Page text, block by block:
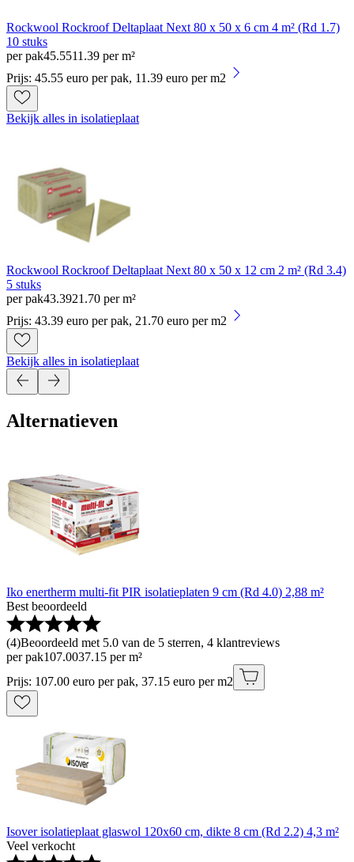
Rockwool Rockroof Deltaplaat Next 80 x 50 x 6 cm 4 m² (Rd 1.7)
10 stuks
per pak45.5511.39 per m²
Prijs: 45.55 euro per pak, 11.39 euro per m2
Bekijk alles in isolatieplaat
Rockwool Rockroof Deltaplaat Next 80 x 50 x 12 cm 2 m² (Rd 3.4)
5 stuks
per pak43.3921.70 per m²
Prijs: 43.39 euro per pak, 21.70 euro per m2
Bekijk alles in isolatieplaat
Alternatieven
Iko enertherm multi-fit PIR isolatieplaten 9 cm (Rd 4.0) 2,88 m²
Best beoordeeld
(4)Beoordeeld met 5.0 van de 5 sterren, 4 klantreviews
per pak107.0037.15 per m²
Prijs: 107.00 euro per pak, 37.15 euro per m2
Isover isolatieplaat glaswol 120x60 cm, dikte 8 cm (Rd 2.2) 4,3 m²
Veel verkocht